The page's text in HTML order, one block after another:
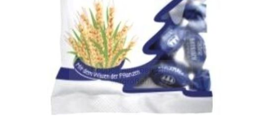
Doppelt antippen zum
vergrößern